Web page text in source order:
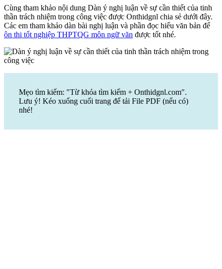
Cùng tham khảo nội dung Dàn ý nghị luận về sự cần thiết của tinh
thần trách nhiệm trong công việc được Onthidgnl chia sẻ dưới đây.
Các em tham khảo dàn bài nghị luận và phần đọc hiểu văn bản để
ôn thi tốt nghiệp THPTQG môn ngữ văn được tốt nhé.
Mẹo tìm kiếm: "Từ khóa tìm kiếm + Onthidgnl.com".
Lưu ý! Kéo xuống cuối trang để tải File PDF (nếu có)
nhé!